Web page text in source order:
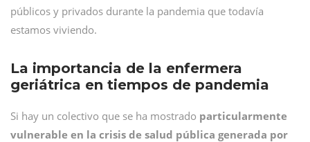
públicos y privados durante la pandemia que todavía
estamos viviendo.
La importancia de la enfermera
geriátrica en tiempos de pandemia
Si hay un colectivo que se ha mostrado particularmente
vulnerable en la crisis de salud pública generada por